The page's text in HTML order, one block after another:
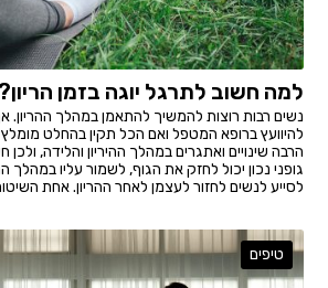
למה חשוב לתרגל יוגה בזמן
נשים רבות רוצות להמשיך להתאמן במהלך ההריון.
להיוועץ ברופא המטפל ואם הכל תקין בהחלט
הרבה שינויים ואתגרים במהלך ההיריון והלידה, ולכן
גופני נכון יכול לחזק את הגוף, לשמור עליו במהלך
לסייע לנשים לחזור לעצמן לאחר ההריון. אחת
טיפים